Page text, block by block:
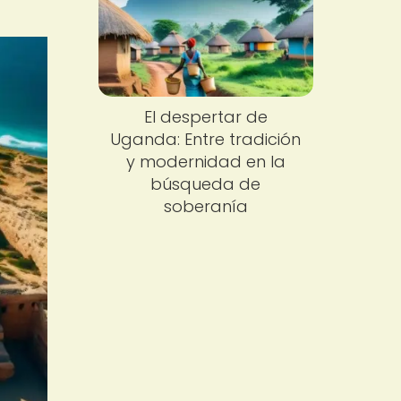
El despertar de
Uganda: Entre tradición
y modernidad en la
búsqueda de
soberanía